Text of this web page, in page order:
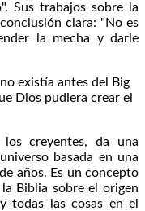
Sus trabajos sobre la
clara: "No es
la mecha y darle
existía antes del Big
Dios pudiera crear el
creyentes, da una
basada en una
años. Es un concepto
Biblia sobre el origen
todas las cosas en el